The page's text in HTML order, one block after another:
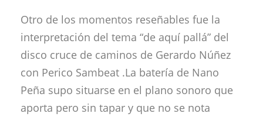
Otro de los momentos reseñables fue la
interpretación del tema “de aquí pallá” del
disco cruce de caminos de Gerardo Núñez
con Perico Sambeat .La batería de Nano
Peña supo situarse en el plano sonoro que
aporta pero sin tapar y que no se nota